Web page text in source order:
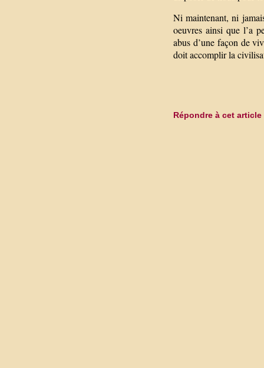
Ni maintenant, ni
oeuvres ainsi que l’a
abus d’une façon de
doit accomplir la
Répondre à cet article